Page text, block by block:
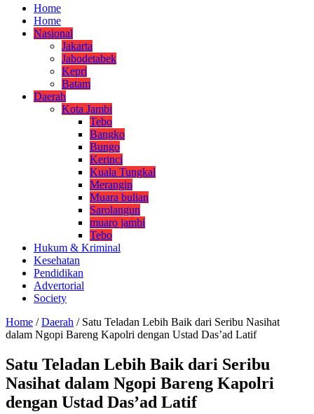
Home
Home
Nasional
Jakarta
Jabodetabek
Kepri
Batam
Daerah
Kota Jambi
Tebo
Bangko
Bungo
Kerinci
Kuala Tungkal
Merangin
Muara bulian
Sarolangun
muaro jambi
Tebo
Hukum & Kriminal
Kesehatan
Pendidikan
Advertorial
Society
Home / Daerah / Satu Teladan Lebih Baik dari Seribu Nasihat
dalam Ngopi Bareng Kapolri dengan Ustad Das’ad Latif
Satu Teladan Lebih Baik dari Seribu
Nasihat dalam Ngopi Bareng Kapolri
dengan Ustad Das’ad Latif